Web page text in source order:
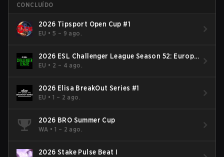
CONCLUÍDO
2026 Tipsport Open Cup #1
EU •5 – 9 ago.
2026 ESL Challenger League Season 52: Europe
- Cup #2
EU • 2 – 4 ago.
2026 Elisa BreakOut Series #1
EU •1 – 2 ago.
2026 BRO Summer Cup
WA •1 – 2 ago.
2026 Stake Pulse Beat I